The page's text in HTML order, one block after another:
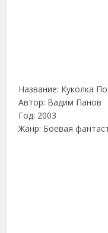
Название: Куколка
Автор: Вадим Панов
Год: 2003
Жанр: Боевая